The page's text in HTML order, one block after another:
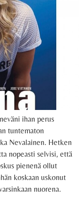
ihan perus
tuntematon
Nevalainen. Hetken
nopeasti selvisi, että
pienenä ollut
koskaan uskonut
nuorena.